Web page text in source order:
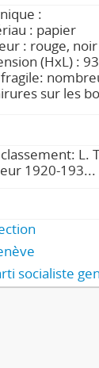
:
: papier
: rouge, noir
(HxL) :
sur les
L.
1920-193...
socialiste